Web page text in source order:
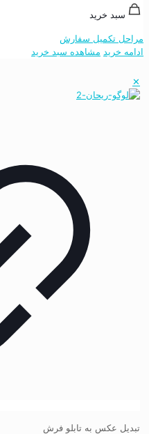
سبد خرید
مراحل تکمیل سفارش
ادامه خرید مشاهده سبد خرید
✕
تبدیل عکس به تابلو فرش